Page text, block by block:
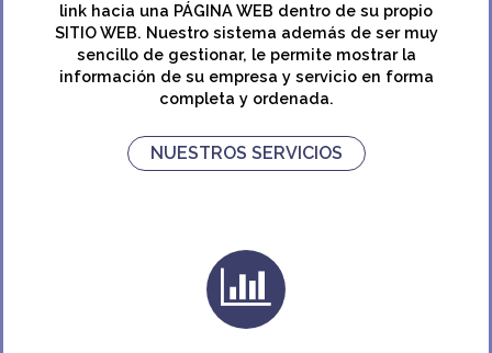
link hacia una PÁGINA WEB dentro de su propio
SITIO WEB. Nuestro sistema además de ser muy
sencillo de gestionar, le permite mostrar la
información de su empresa y servicio en forma
completa y ordenada.
NUESTROS SERVICIOS